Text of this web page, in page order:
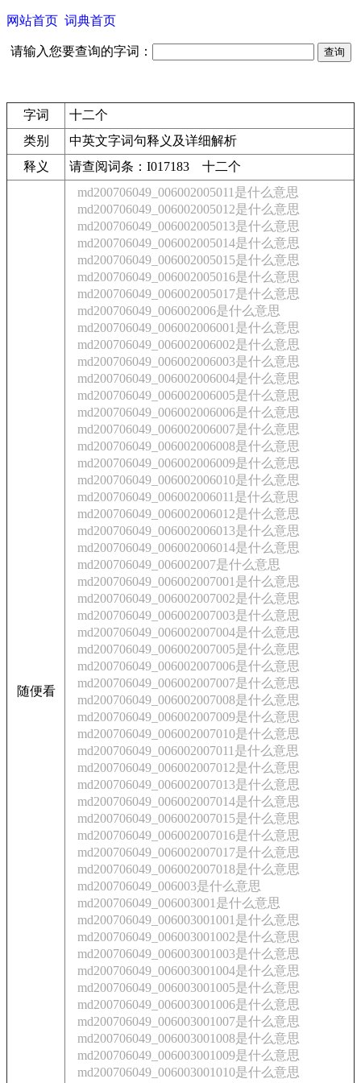
网站首页 词典首页
请输入您要查询的字词：
字词
十二个
类别
中英文字词句释义及详细解析
释义
请查阅词条：I017183 十二个
随便看
md200706049_006002005011是什么意思
md200706049_006002005012是什么意思
md200706049_006002005013是什么意思
md200706049_006002005014是什么意思
md200706049_006002005015是什么意思
md200706049_006002005016是什么意思
md200706049_006002005017是什么意思
md200706049_006002006是什么意思
md200706049_006002006001是什么意思
md200706049_006002006002是什么意思
md200706049_006002006003是什么意思
md200706049_006002006004是什么意思
md200706049_006002006005是什么意思
md200706049_006002006006是什么意思
md200706049_006002006007是什么意思
md200706049_006002006008是什么意思
md200706049_006002006009是什么意思
md200706049_006002006010是什么意思
md200706049_006002006011是什么意思
md200706049_006002006012是什么意思
md200706049_006002006013是什么意思
md200706049_006002006014是什么意思
md200706049_006002007是什么意思
md200706049_006002007001是什么意思
md200706049_006002007002是什么意思
md200706049_006002007003是什么意思
md200706049_006002007004是什么意思
md200706049_006002007005是什么意思
md200706049_006002007006是什么意思
md200706049_006002007007是什么意思
md200706049_006002007008是什么意思
md200706049_006002007009是什么意思
md200706049_006002007010是什么意思
md200706049_006002007011是什么意思
md200706049_006002007012是什么意思
md200706049_006002007013是什么意思
md200706049_006002007014是什么意思
md200706049_006002007015是什么意思
md200706049_006002007016是什么意思
md200706049_006002007017是什么意思
md200706049_006002007018是什么意思
md200706049_006003是什么意思
md200706049_006003001是什么意思
md200706049_006003001001是什么意思
md200706049_006003001002是什么意思
md200706049_006003001003是什么意思
md200706049_006003001004是什么意思
md200706049_006003001005是什么意思
md200706049_006003001006是什么意思
md200706049_006003001007是什么意思
md200706049_006003001008是什么意思
md200706049_006003001009是什么意思
md200706049_006003001010是什么意思